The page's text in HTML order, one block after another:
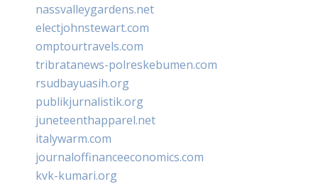
nassvalleygardens.net
electjohnstewart.com
omptourtravels.com
tribratanews-polreskebumen.com
rsudbayuasih.org
publikjurnalistik.org
juneteenthapparel.net
italywarm.com
journaloffinanceeconomics.com
kvk-kumari.org